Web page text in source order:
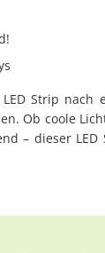
Strip nach
Ob coole
– dieser LED